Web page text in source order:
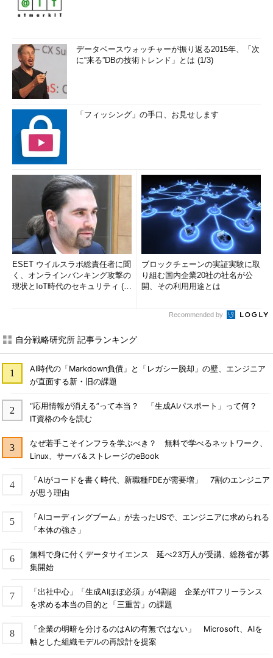
データベースウォッチャーが振り返る2015年、「次
に“来る”DBの技術トレンド」とは (1/3)
「フィッシング」の手口、お見せします
ESET ウイルスラボ総責任者に聞
く、オンラインバンキング攻撃の
現状とIoT時代のセキュリティ (1/
ブロックチェーンの実証実験に取
り組む国内企業20社の社名が公
開、その利用用途とは
Recommended by
自分戦略研究所 記事ランキング
AI時代の「Markdown負債」と「レガシー脱却」の壁、エンジニア
が直面する新・旧の課題
“応用情報が消える”って本当？ 「生成AIパスポート」って何？
IT資格の今を読む
なぜ若手こそインフラを学ぶべき？ 無料で学べるネットワーク、
Linux、サーバ＆ストレージのeBook
「AIがコードを書く時代、新職種FDEが需要増」 7割のエンジニア
が思う理由
「AIコーディングブーム」が去ったUSで、エンジニアに求められる
「本体の強さ」
無料で身に付くデータサイエンス 延べ23万人が受講、総務省が募
集開始
「出社中心」「生成AIほぼ必須」が4割超 企業がITフリーランス
を求める本当の目的と「三重苦」の課題
「企業の明暗を分けるのはAIの有無ではない」 Microsoft、AIを
軸とした組織モデルの再設計を提案